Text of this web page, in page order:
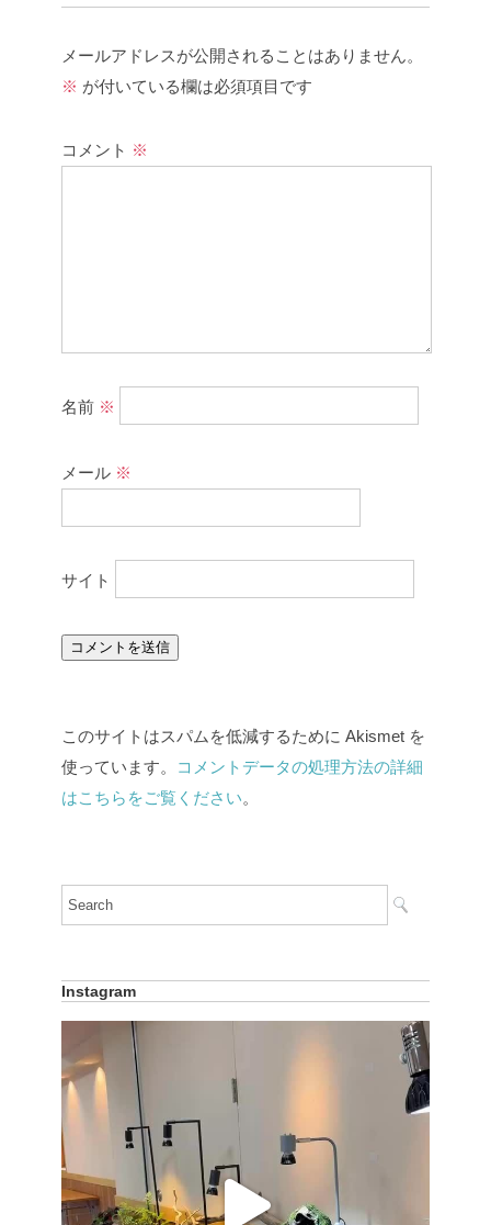
メールアドレスが公開されることはありません。
※ が付いている欄は必須項目です
コメント ※
名前 ※
メール ※
サイト
このサイトはスパムを低減するために Akismet を
使っています。
コメントデータの処理方法の詳細
はこちらをご覧ください。
Instagram